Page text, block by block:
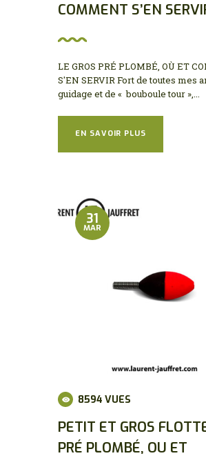
COMMENT S’EN
LE GROS PRÉ PLOMBÉ, OÙ ET
S'EN SERVIR Fort de toutes mes
guidage et de « bouboule tour »,...
EN SAVOIR PLUS
31
MAR
8594 VUES
PETIT ET GROS
PRÉ PLOMBÉ, OU ET